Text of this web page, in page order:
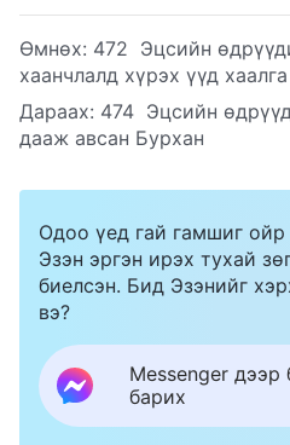
Өмнөх: 472 Эцсийн
хаанчлалд хүрэх үүд
Дараах: 474 Эцсийн
дааж авсан Бурхан
Одоо үед гай гамшиг
Эзэн эргэн ирэх тухай
биелсэн. Бид Эзэнийг
вэ?
Messenger дээр
барих